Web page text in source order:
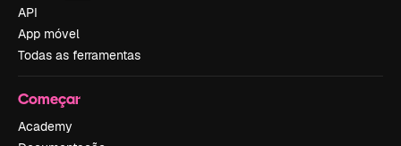
API
App móvel
Todas as ferramentas
Começar
Academy